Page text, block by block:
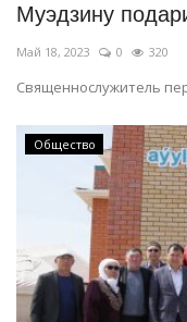
Муэдзину
Май 18, 2023 0 320
Священнослужитель
Общество